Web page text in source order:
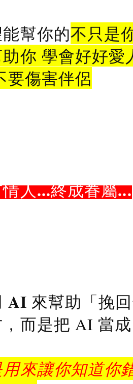
幫你的不只是
你 學會好好愛
要傷害伴侶
人...終成眷屬...
AI 來幫助「挽
，而是把 AI 當
用來讓你知道你